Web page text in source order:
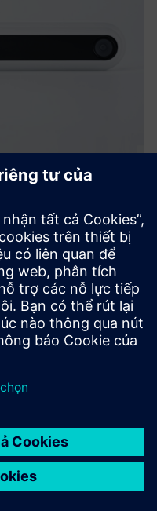
People
VS126 redefines high-
it covers over
that unlock the true